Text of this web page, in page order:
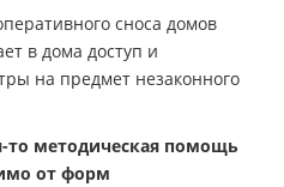
сноса домов
в дома доступ и
на предмет незаконного
то методическая помощь
от форм